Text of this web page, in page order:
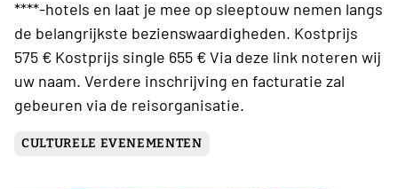
****-hotels en laat je mee op sleeptouw nemen langs
de belangrijkste bezienswaardigheden. Kostprijs
575 € Kostprijs single 655 € Via deze link noteren wij
uw naam. Verdere inschrijving en facturatie zal
gebeuren via de reisorganisatie.
CULTURELE EVENEMENTEN